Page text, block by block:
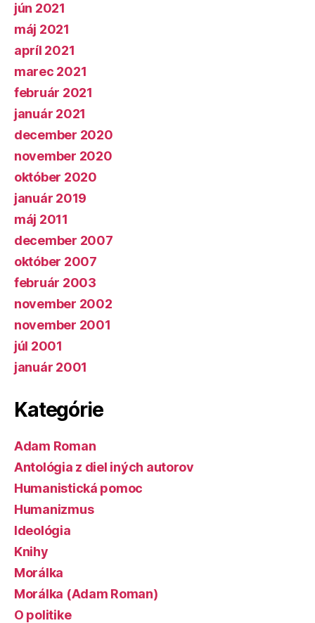
jún 2021
máj 2021
apríl 2021
marec 2021
február 2021
január 2021
december 2020
november 2020
október 2020
január 2019
máj 2011
december 2007
október 2007
február 2003
november 2002
november 2001
júl 2001
január 2001
Kategórie
Adam Roman
Antológia z diel iných autorov
Humanistická pomoc
Humanizmus
Ideológia
Knihy
Morálka
Morálka (Adam Roman)
O politike